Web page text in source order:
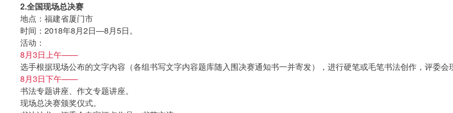
2.全国现场总决赛
地点：福建省厦门市
时间：2018年8月2日—8月5日。
活动：
8月3日上午——
选手根据现场公布的文字内容（各组书写文字内容题库随入围决赛通知书一并寄发），进行硬笔或毛笔书法创作，评委
8月3日下午——
书法专题讲座、作文专题讲座。
现场总决赛颁奖仪式。